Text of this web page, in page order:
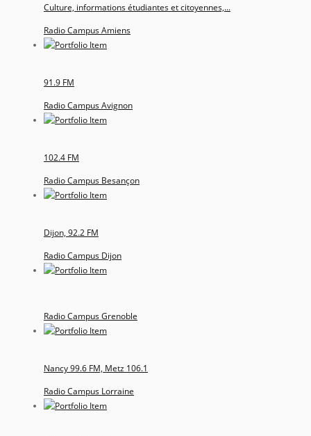
Culture, informations étudiantes et citoyennes,...
Radio Campus Amiens
91.9 FM
Radio Campus Avignon
102.4 FM
Radio Campus Besançon
Dijon, 92.2 FM
Radio Campus Dijon
Radio Campus Grenoble
Nancy 99.6 FM, Metz 106.1
Radio Campus Lorraine